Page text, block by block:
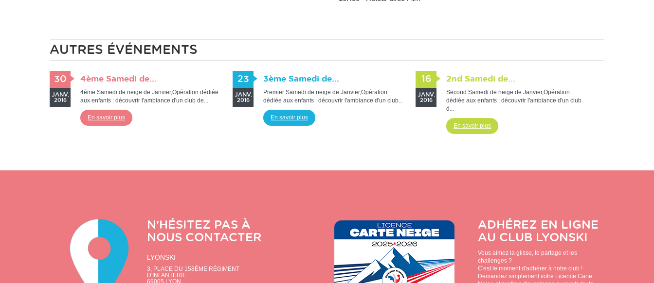
AUTRES ÉVÉNEMENTS
30
JANV.
2016
4ème Samedi de...
4ème Samedi de neige de Janvier,Opération dédiée
aux enfants : découvrir l'ambiance d'un club de...
En savoir plus
23
JANV.
2016
3ème Samedi de...
Premier Samedi de neige de Janvier,Opération
dédiée aux enfants : découvrir l'ambiance d'un club...
En savoir plus
16
JANV.
2016
2nd Samedi de...
Second Samedi de neige de Janvier,Opération
dédiée aux enfants : découvrir l'ambiance d'un club
d...
En savoir plus
N'HÉSITEZ PAS À
NOUS CONTACTER
LYONSKI
3, PLACE DU 158ÈME RÉGIMENT
D'INFANTERIE
69005
LYON
ADHÉREZ EN LIGNE
AU CLUB LYONSKI
Vous aimez la glisse, le partage et les
challenges ?
C'est le moment d'adhérer à notre club !
Demandez simplement votre Licence Carte